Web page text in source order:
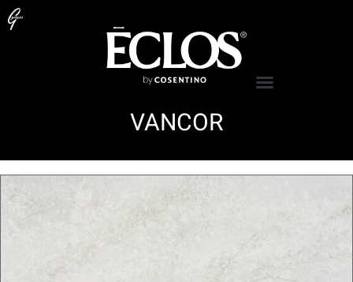
VANCOR